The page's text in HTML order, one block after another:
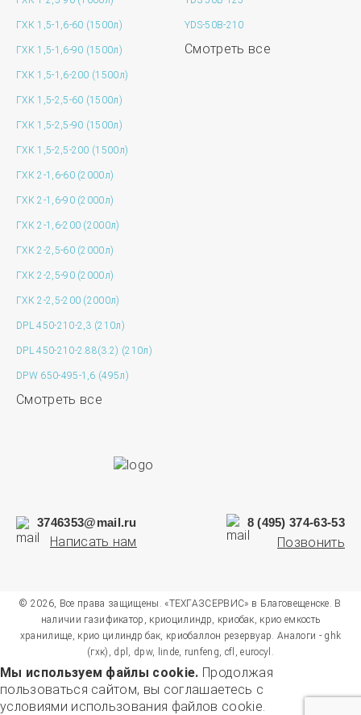
ГХК 1,5-1,6-60 (1500л)
ГХК 1,5-1,6-90 (1500л)
ГХК 1,5-1,6-200 (1500л)
ГХК 1,5-2,5-60 (1500л)
ГХК 1,5-2,5-90 (1500л)
ГХК 1,5-2,5-200 (1500л)
ГХК 2-1,6-60 (2000л)
ГХК 2-1,6-90 (2000л)
ГХК 2-1,6-200 (2000л)
ГХК 2-2,5-60 (2000л)
ГХК 2-2,5-90 (2000л)
ГХК 2-2,5-200 (2000л)
DPL 450-210-2,3 (210л)
DPL 450-210-2.88(3.2) (210л)
DPW 650-495-1,6 (495л)
Смотреть все
YDS-50B-210
Смотреть все
3746353@mail.ru
Написать нам
8 (495) 374-63-53
Позвонить
© 2026, Все права защищены. «ТЕХГАЗСЕРВИС» в Благовещенске. В
наличии газификатор, криоцилиндр, криобак, крио емкость
хранилище, крио цилиндр бак, криобаллон резервуар. Аналоги - ghk
(гхк), dpl, dpw, linde, runfeng, cfl, eurocyl.
Мы используем файлы cookie. Продолжая
пользоваться сайтом, вы соглашаетесь с
условиями использования файлов cookie.